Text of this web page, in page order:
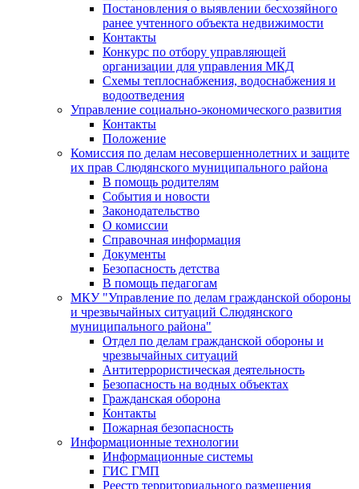
Постановления о выявлении бесхозяйного
ранее учтенного объекта недвижимости
Контакты
Конкурс по отбору управляющей
организации для управления МКД
Схемы теплоснабжения, водоснабжения и
водоотведения
Управление социально-экономического развития
Контакты
Положение
Комиссия по делам несовершеннолетних и защите
их прав Слюдянского муниципального района
В помощь родителям
События и новости
Законодательство
О комиссии
Справочная информация
Документы
Безопасность детства
В помощь педагогам
МКУ "Управление по делам гражданской обороны
и чрезвычайных ситуаций Слюдянского
муниципального района"
Отдел по делам гражданской обороны и
чрезвычайных ситуаций
Антитеррористическая деятельность
Безопасность на водных объектах
Гражданская оборона
Контакты
Пожарная безопасность
Информационные технологии
Информационные системы
ГИС ГМП
Реестр территориального размещения